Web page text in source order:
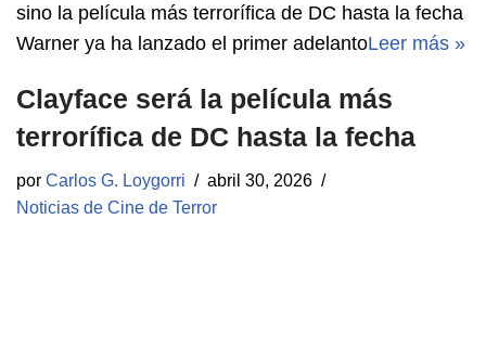
sino la película más terrorífica de DC hasta la fecha
Warner ya ha lanzado el primer adelantoLeer más »
Clayface será la película más
terrorífica de DC hasta la fecha
por Carlos G. Loygorri
abril 30, 2026
Noticias de Cine de Terror